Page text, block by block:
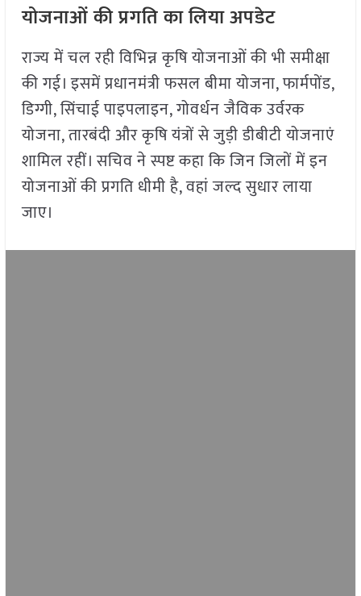
योजनाओं की प्रगति का लिया अपडेट
राज्य में चल रही विभिन्न कृषि योजनाओं की भी समीक्षा
की गई। इसमें प्रधानमंत्री फसल बीमा योजना, फार्मपोंड,
डिग्गी, सिंचाई पाइपलाइन, गोवर्धन जैविक उर्वरक
योजना, तारबंदी और कृषि यंत्रों से जुड़ी डीबीटी योजनाएं
शामिल रहीं। सचिव ने स्पष्ट कहा कि जिन जिलों में इन
योजनाओं की प्रगति धीमी है, वहां जल्द सुधार लाया
जाए।